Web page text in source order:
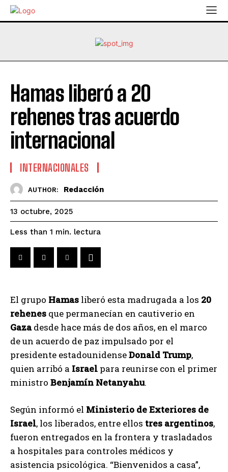
Hamas liberó a 20
rehenes tras acuerdo
internacional
INTERNACIONALES
AUTHOR: Redacción
13 octubre, 2025
Less than 1 min. lectura
El grupo Hamas liberó esta madrugada a los 20
rehenes que permanecían en cautiverio en
Gazadesde hace más de dos años, en el marco
de un acuerdo de paz impulsado por el
presidente estadounidenseDonald Trump,
quien arribó a Israel para reunirse con el primer
ministro Benjamín Netanyahu.
Según informó el Ministerio de Exteriores de
Israel, los liberados, entre ellos tres argentinos,
fueron entregados en la frontera y trasladados
a hospitales para controles médicos y
asistencia psicológica. “Bienvenidos a casa”,